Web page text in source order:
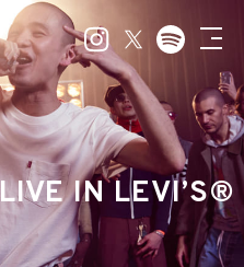
LIVE IN LEVI’S®